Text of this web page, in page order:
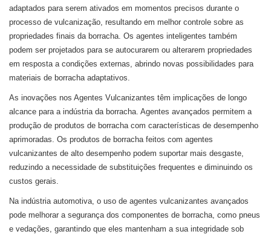
adaptados para serem ativados em momentos precisos durante o
processo de vulcanização, resultando em melhor controle sobre as
propriedades finais da borracha. Os agentes inteligentes também
podem ser projetados para se autocurarem ou alterarem propriedades
em resposta a condições externas, abrindo novas possibilidades para
materiais de borracha adaptativos.
As inovações nos Agentes Vulcanizantes têm implicações de longo
alcance para a indústria da borracha. Agentes avançados permitem a
produção de produtos de borracha com características de desempenho
aprimoradas. Os produtos de borracha feitos com agentes
vulcanizantes de alto desempenho podem suportar mais desgaste,
reduzindo a necessidade de substituições frequentes e diminuindo os
custos gerais.
Na indústria automotiva, o uso de agentes vulcanizantes avançados
pode melhorar a segurança dos componentes de borracha, como pneus
e vedações, garantindo que eles mantenham a sua integridade sob